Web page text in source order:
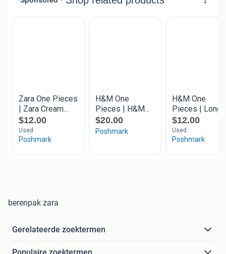
berenpak zara
Gerelateerde zoektermen